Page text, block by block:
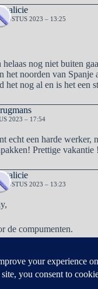
2023 – 13:25
helaas nog niet buiten
het noorden van Spanje
het nog al en is het een
2023 – 17:54
echt een harde werker,
Prettige vakantie !
2023 – 13:23
de compumenten.
zijn gesloten.